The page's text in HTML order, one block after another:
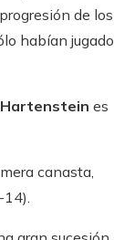
de los
habían jugado
es
canasta,
14).